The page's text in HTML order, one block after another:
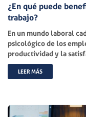
¿En qué puede
trabajo?
En un mundo laboral
psicológico de los
productividad y la
LEER MÁS